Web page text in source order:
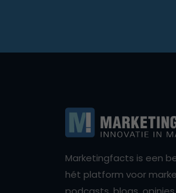
Marketingfacts is een
hét platform voor